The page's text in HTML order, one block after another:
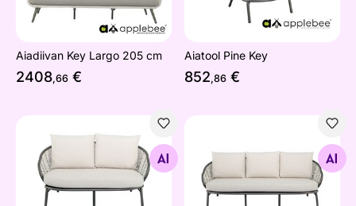
Aiadiivan Key Largo 205 cm
2408,66 €
Aiatool Pine Key
852,86 €
Aiadiivan Pine Key
Otsi sarnaseid
Aiadiivan Pine Key 191 cm
Otsi sarnaseid